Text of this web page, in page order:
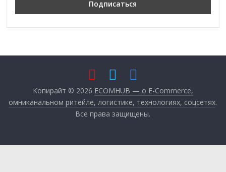
Копирайт © 2026 ECOMHUB — о E-Commerce,
омниканальном ритейле, логистике, технологиях, соцсетях.
Все права защищены.